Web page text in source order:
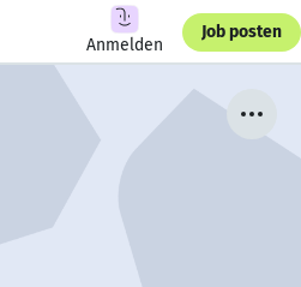
Anmelden
Job posten